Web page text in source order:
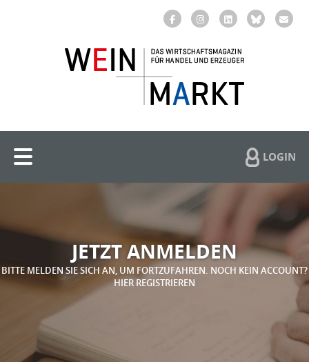
LOGIN
JETZT ANMELDEN
BITTE MELDEN SIE SICH AN, UM FORTZUFAHREN. NOCH KEIN ACCOUNT?
HIER REGISTRIEREN